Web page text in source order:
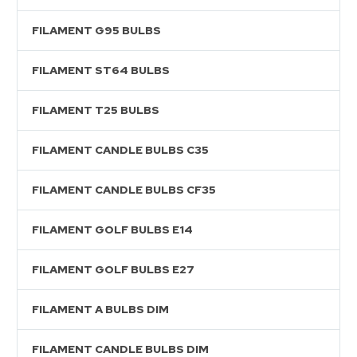
FILAMENT G95 BULBS
FILAMENT ST64 BULBS
FILAMENT T25 BULBS
FILAMENT CANDLE BULBS C35
FILAMENT CANDLE BULBS CF35
FILAMENT GOLF BULBS E14
FILAMENT GOLF BULBS E27
FILAMENT A BULBS DIM
FILAMENT CANDLE BULBS DIM